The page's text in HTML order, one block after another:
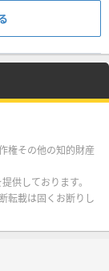
権その他の知的財産
供しております。
転載は固くお断りし